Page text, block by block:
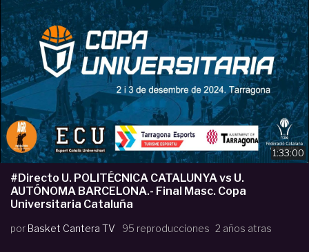
1:33:00
#Directo U. POLITÉCNICA CATALUNYA vs U.
AUTÓNOMA BARCELONA.- Final Masc. Copa
Universitaria Cataluña
por Basket Cantera TV 95 reproducciones 2 años atras